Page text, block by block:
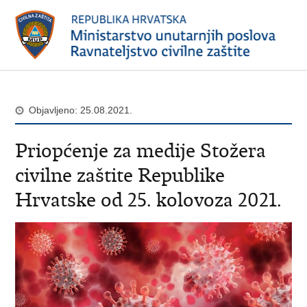
Objavljeno: 25.08.2021.
Priopćenje za medije Stožera
civilne zaštite Republike
Hrvatske od 25. kolovoza 2021.